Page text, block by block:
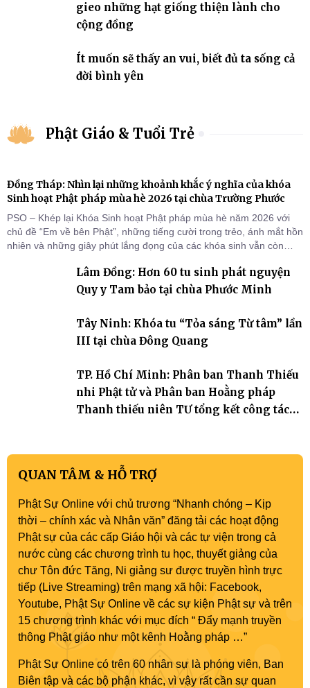
gieo những hạt giống thiện lành cho
cộng đồng
Ít muốn sẽ thấy an vui, biết đủ ta sống cả
đời bình yên
Phật Giáo & Tuổi Trẻ
Đồng Tháp: Nhìn lại những khoảnh khắc ý nghĩa của khóa
Sinh hoạt Phật pháp mùa hè 2026 tại chùa Trường Phước
PSO – Khép lại Khóa Sinh hoạt Phật pháp mùa hè năm 2026 với
chủ đề “Em về bên Phật”, những tiếng cười trong trẻo, ánh mắt hồn
nhiên và những giây phút lắng đọng của các khóa sinh vẫn còn
Tháp). Những tuần tu học ngắn ngủi nhưng đã trở thành hành
trang quý báu, gieo những hạt giống thiện l
Lâm Đồng: Hơn 60 tu sinh phát nguyện
Quy y Tam bảo tại chùa Phước Minh
Tây Ninh: Khóa tu “Tỏa sáng Từ tâm” lần
III tại chùa Đông Quang
TP. Hồ Chí Minh: Phân ban Thanh Thiếu
nhi Phật tử và Phân ban Hoằng pháp
Thanh thiếu niên TƯ tổng kết công tác
QUAN TÂM & HỖ TRỢ
Phật Sự Online với chủ trương “Nhanh chóng – Kịp
thời – chính xác và Nhân văn” đăng tải các hoạt động
Phật sự của các cấp Giáo hội và các tự viện trong cả
nước cùng các chương trình tu học, thuyết giảng của
chư Tôn đức Tăng, Ni giảng sư được truyền hình trực
tiếp (Live Streaming) trên mạng xã hội: Facebook,
Youtube, Phật Sự Online về các sự kiện Phật sự và trên
15 chương trình khác với mục đích “ Đẩy mạnh truyền
thông Phật giáo như một kênh Hoằng pháp …”
Phật Sự Online có trên 60 nhân sự là phóng viên, Ban
Biên tập và các bộ phận khác, vì vậy rất cần sự quan